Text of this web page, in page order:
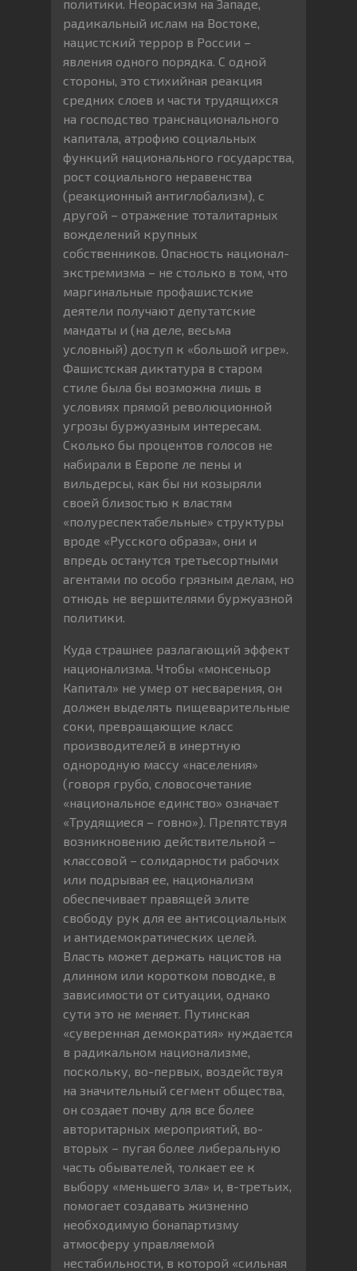
политики. Неорасизм на Западе,
радикальный ислам на Востоке,
нацистский террор в России –
явления одного порядка. С одной
стороны, это стихийная реакция
средних слоев и части трудящихся
на господство транснационального
капитала, атрофию социальных
функций национального государства,
рост социального неравенства
(реакционный антиглобализм), с
другой – отражение тоталитарных
вожделений крупных
собственников. Опасность национал-
экстремизма – не столько в том, что
маргинальные профашистские
деятели получают депутатские
мандаты и (на деле, весьма
условный) доступ к «большой игре».
Фашистская диктатура в старом
стиле была бы возможна лишь в
условиях прямой революционной
угрозы буржуазным интересам.
Сколько бы процентов голосов не
набирали в Европе ле пены и
вильдерсы, как бы ни козыряли
своей близостью к властям
«полуреспектабельные» структуры
вроде «Русского образа», они и
впредь останутся третьесортными
агентами по особо грязным делам, но
отнюдь не вершителями буржуазной
политики.
Куда страшнее разлагающий эффект
национализма. Чтобы «монсеньор
Капитал» не умер от несварения, он
должен выделять пищеварительные
соки, превращающие класс
производителей в инертную
однородную массу «населения»
(говоря грубо, словосочетание
«национальное единство» означает
«Трудящиеся – говно»). Препятствуя
возникновению действительной –
классовой – солидарности рабочих
или подрывая ее, национализм
обеспечивает правящей элите
свободу рук для ее антисоциальных
и антидемократических целей.
Власть может держать нацистов на
длинном или коротком поводке, в
зависимости от ситуации, однако
сути это не меняет. Путинская
«суверенная демократия» нуждается
в радикальном национализме,
поскольку, во-первых, воздействуя
на значительный сегмент общества,
он создает почву для все более
авторитарных мероприятий, во-
вторых – пугая более либеральную
часть обывателей, толкает ее к
выбору «меньшего зла» и, в-третьих,
помогает создавать жизненно
необходимую бонапартизму
атмосферу управляемой
нестабильности, в которой «сильная